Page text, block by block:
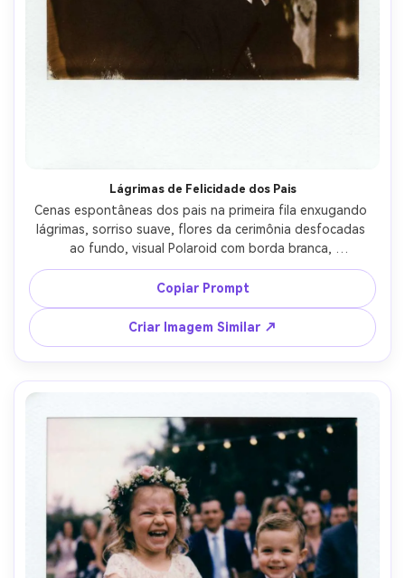
Lágrimas de Felicidade dos Pais
Cenas espontâneas dos pais na primeira fila enxugando
lágrimas, sorriso suave, flores da cerimônia desfocadas
ao fundo, visual Polaroid com borda branca,
preenchimento de flash suave, textura realista da pele e
rugas naturais, grão sutil e vinheta, captado com lente
85mm, enquadramento próximo, estilo documentário
emotivo de casamento, luz cinematográfica suave --ar
4:5
Copiar Prompt
Criar Imagem Similar ↗